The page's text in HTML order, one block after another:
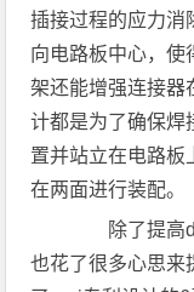
插接过程的应力消
向电路板中心，使
架还能增强连接器
计都是为了确保焊
置并站立在电路板
在两面进行装配。
除了提高d-
也花了很多心思来